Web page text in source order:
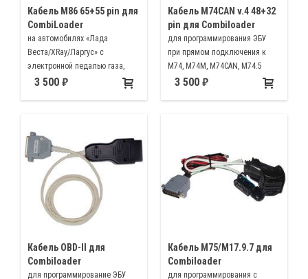
Кабель M86 65+55 pin для
CombiLoader
на автомобилях «Лада
Веста/XRay/Ларгус» с
электронной педалью газа,
оснащенные ЭБУ M86 и М86И
3 500
Кабель M74CAN v.4 48+32
pin для Combiloader
для программирования ЭБУ
при прямом подключения к
M74, M74M, M74CAN, M74.5
3 500
Кабель OBD-II для
Combiloader
для программирование ЭБУ
Кабель M75/M17.9.7 для
Combiloader
для программирования с